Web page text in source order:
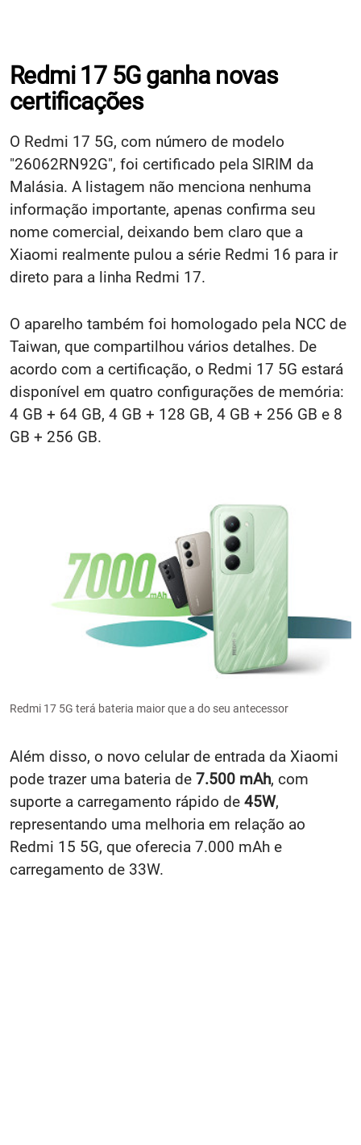
Redmi 17 5G ganha novas
certificações
O Redmi 17 5G, com número de modelo
"26062RN92G", foi certificado pela SIRIM da
Malásia. A listagem não menciona nenhuma
informação importante, apenas confirma seu
nome comercial, deixando bem claro que a
Xiaomi realmente pulou a série Redmi 16 para ir
direto para a linha Redmi 17.
O aparelho também foi homologado pela NCC de
Taiwan, que compartilhou vários detalhes. De
acordo com a certificação, o Redmi 17 5G estará
disponível em quatro configurações de memória:
4 GB + 64 GB, 4 GB + 128 GB, 4 GB + 256 GB e 8
GB + 256 GB.
Redmi 17 5G terá bateria maior que a do seu antecessor
Além disso, o novo celular de entrada da Xiaomi
pode trazer uma bateria de 7.500 mAh, com
suporte a carregamento rápido de 45W,
representando uma melhoria em relação ao
Redmi 15 5G, que oferecia 7.000 mAh e
carregamento de 33W.